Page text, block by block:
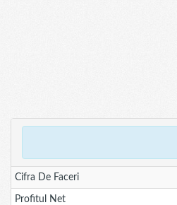
Cifra De Faceri
Profitul Net